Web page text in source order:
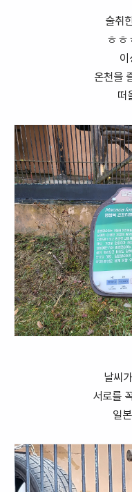
술취
ㅎㅎ
이
온천을
떠
날씨
서로를
일